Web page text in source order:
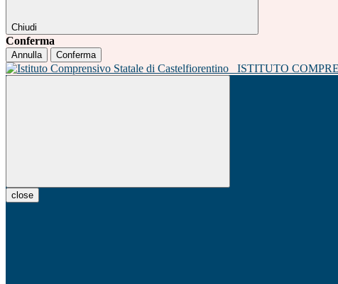
Chiudi
Conferma
Annulla Conferma
ISTITUTO
close